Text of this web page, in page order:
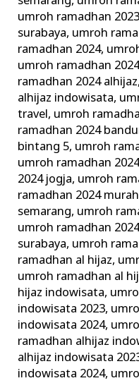
umroh ramadhan
surabaya, umroh
ramadhan 2024,
umroh ramadhan
ramadhan 2024 alhijaz,
alhijaz indowisata,
travel, umroh
ramadhan 2024
bintang 5, umroh
umroh ramadhan
2024 jogja, umroh
ramadhan 2024 murah
semarang, umroh
umroh ramadhan
surabaya, umroh
ramadhan al hijaz,
umroh ramadhan al
hijaz indowisata,
indowisata 2023,
indowisata 2024,
ramadhan alhijaz
alhijaz indowisata
indowisata 2024,